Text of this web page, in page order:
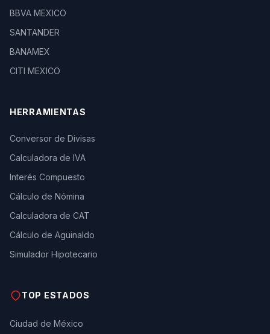
BBVA MEXICO
SANTANDER
BANAMEX
CITI MEXICO
HERRAMIENTAS
Conversor de Divisas
Calculadora de IVA
Interés Compuesto
Cálculo de Nómina
Calculadora de CAT
Cálculo de Aguinaldo
Simulador Hipotecario
TOP ESTADOS
Ciudad de México